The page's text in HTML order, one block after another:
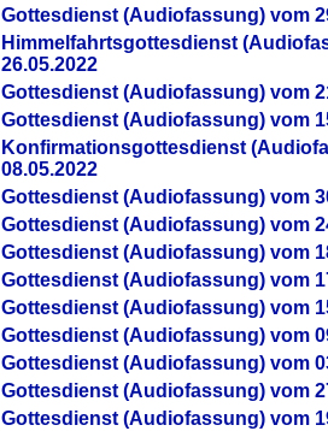
Gottesdienst (Audiofassung) vom
Himmelfahrtsgottesdienst
26.05.2022
Gottesdienst (Audiofassung) vom
Gottesdienst (Audiofassung) vom
Konfirmationsgottesdienst
08.05.2022
Gottesdienst (Audiofassung) vom
Gottesdienst (Audiofassung) vom
Gottesdienst (Audiofassung) vom
Gottesdienst (Audiofassung) vom
Gottesdienst (Audiofassung) vom
Gottesdienst (Audiofassung) vom
Gottesdienst (Audiofassung) vom
Gottesdienst (Audiofassung) vom
Gottesdienst (Audiofassung) vom